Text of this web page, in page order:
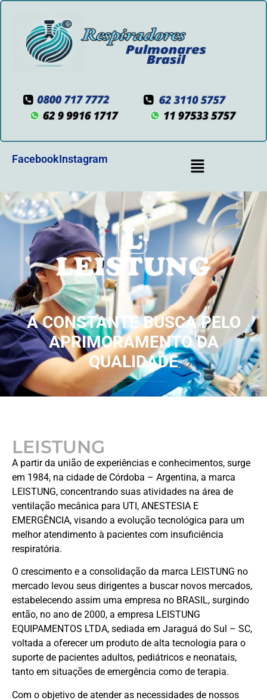
FacebookInstagram
A CONSTANTE BUSCA PELO
APRIMORAMENTO DA
QUALIDADE
LEISTUNG
A partir da união de experiências e conhecimentos, surge
em 1984, na cidade de Córdoba – Argentina, a marca
LEISTUNG, concentrando suas atividades na área de
ventilação mecânica para UTI, ANESTESIA E
EMERGÊNCIA, visando a evolução tecnológica para um
melhor atendimento à pacientes com insuficiência
respiratória.
O crescimento e a consolidação da marca LEISTUNG no
mercado levou seus dirigentes a buscar novos mercados,
estabelecendo assim uma empresa no BRASIL, surgindo
então, no ano de 2000, a empresa LEISTUNG
EQUIPAMENTOS LTDA, sediada em Jaraguá do Sul – SC,
voltada a oferecer um produto de alta tecnologia para o
suporte de pacientes adultos, pediátricos e neonatais,
tanto em situações de emergência como de terapia.
Com o objetivo de atender as necessidades de nossos